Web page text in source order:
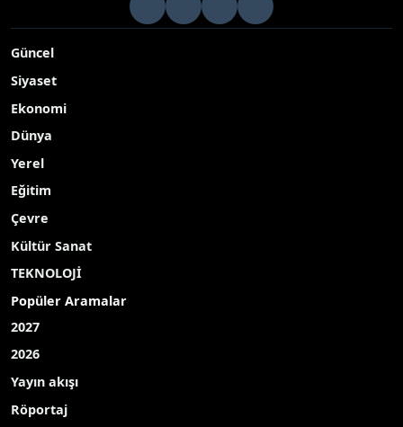
Antalya’nın Manavgat ilçesinde köprü yakınlarında dengesini
kıvrandığını gören ticari taksi şoförü, çocuğun kolunu
sabitledikten sonra taksisine alarak Manavgat Devlet